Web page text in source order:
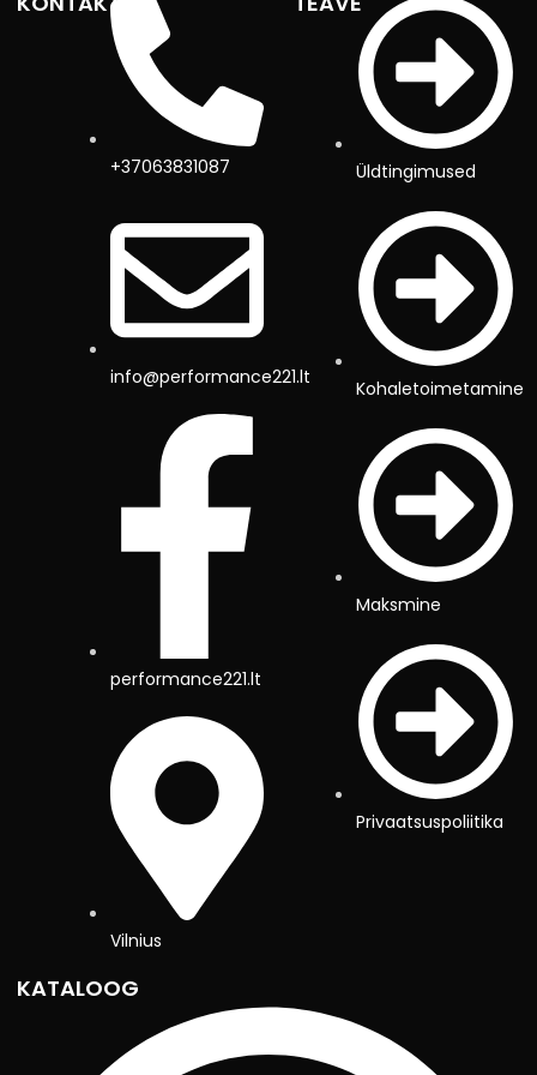
+37063831087
info@performance221.lt
performance221.lt
Vilnius
Üldtingimused
Kohaletoimetamine
Maksmine
Privaatsuspoliitika
KATALOOG